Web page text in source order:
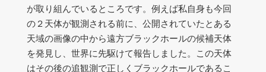
が取り組んでいるところです。例えば私自身も今回
の２天体が観測される前に、公開されていたとある
天域の画像の中から遠方ブラックホールの候補天体
を発見し、世界に先駆けて報告しました。この天体
はその後の追観測で正しくブラックホールであるこ